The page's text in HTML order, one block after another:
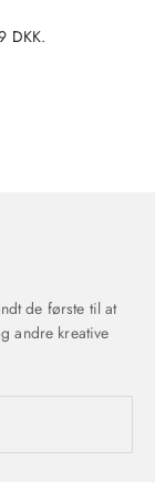
DKK.
de første til at
andre kreative